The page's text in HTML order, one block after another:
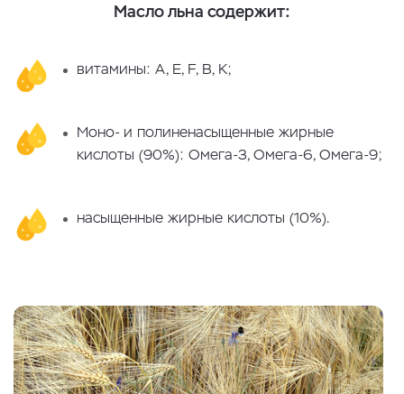
Масло льна содержит:
витамины: А, E, F, В, К;
Моно- и полиненасыщенные жирные
кислоты (90%): Омега-3, Омега-6, Омега-9;
насыщенные жирные кислоты (10%).